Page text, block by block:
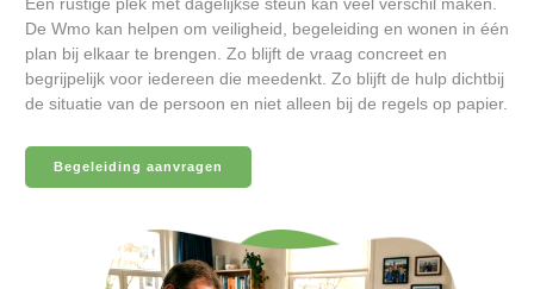
De Wmo kan helpen om veiligheid, begeleiding en wonen in één
plan bij elkaar te brengen. Zo blijft de vraag concreet en
begrijpelijk voor iedereen die meedenkt. Zo blijft de hulp dichtbij
de situatie van de persoon en niet alleen bij de regels op papier.
Begeleiding aanvragen